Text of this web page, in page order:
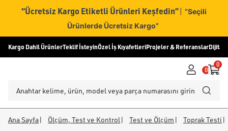
“Ücretsiz Kargo Etiketli Ürünleri Keşfedin” | “Seçili
Ürünlerde Ücretsiz Kargo”
Kargo Dahil ÜrünlerTeklif İsteyinÖzel İş KıyafetleriProjeler & ReferanslarDijital
0
0
Ana Sayfa| Ölçüm, Test ve Kontrol | Test ve Ölçüm | Toprak Testi |